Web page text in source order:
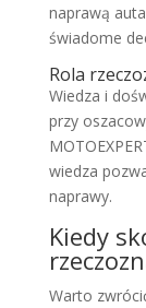
naprawą
świadome
Rola
Wiedza i
przy
wiedza
naprawy.
Kiedy
Warto